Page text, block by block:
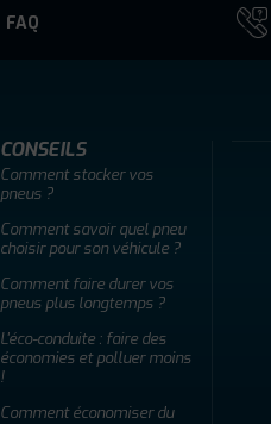
FAQ
CONSEILS
Comment stocker vos
pneus ?
Comment savoir quel pneu
choisir pour son véhicule ?
Comment faire durer vos
pneus plus longtemps ?
L'éco-conduite : faire des
économies et polluer moins
!
Comment économiser du